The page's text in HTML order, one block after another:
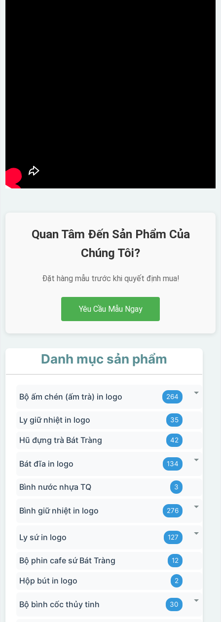
Quan Tâm Đến Sản Phẩm Của
Chúng Tôi?
Đặt hàng mẫu trước khi quyết định mua!
Yêu Cầu Mẫu Ngay
Danh mục sản phẩm
Bộ ấm chén (ấm trà) in logo 264
Ly giữ nhiệt in logo 35
Hũ đựng trà Bát Tràng 42
Bát đĩa in logo 134
Bình nước nhựa TQ 3
Bình giữ nhiệt in logo 276
Ly sứ in logo 127
Bộ phin cafe sứ Bát Tràng 12
Hộp bút in logo 2
Bộ bình cốc thủy tinh 30